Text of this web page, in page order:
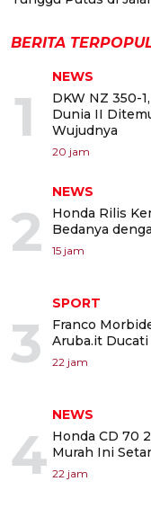
BERITA
1
NEWS
DKW NZ 350-
Dunia II
Wujudnya
20 jam
2
NEWS
Honda Rilis
Bedanya
15 jam
3
SPORT
Franco
Aruba.it Ducati
22 jam
4
NEWS
Honda CD 70
Murah Ini
22 jam